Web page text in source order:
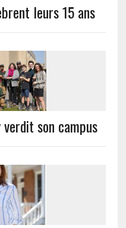
leurs 15 ans
verdit son campus